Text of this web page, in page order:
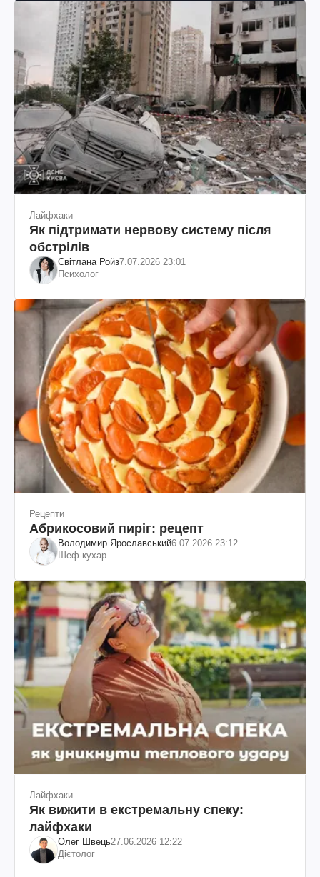
Лайфхаки
Як підтримати нервову систему після
обстрілів
Світлана Ройз7.07.2026 23:01
Психолог
Рецепти
Абрикосовий пиріг: рецепт
Володимир Ярославський6.07.2026 23:12
Шеф-кухар
Лайфхаки
Як вижити в екстремальну спеку:
лайфхаки
Олег Швець27.06.2026 12:22
Дієтолог